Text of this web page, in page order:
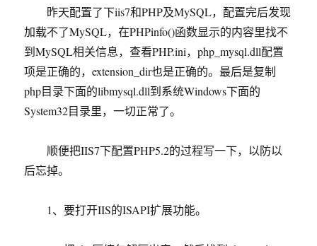
方
案
昨天配置了下iis7和PHP及MySQL，配置完后发现
加载不了MySQL，在PHPinfo()函数显示的内容里找不
到MySQL相关信息，查看PHP.ini，php_mysql.dll配置
项是正确的，extension_dir也是正确的。最后是复制
php目录下面的libmysql.dll到系统Windows下面的
System32目录里，一切正常了。
顺便把IIS7下配置PHP5.2的过程写一下，以防以
后忘掉。
1、要打开IIS的ISAPI扩展功能。